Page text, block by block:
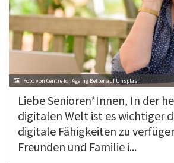
Foto von Centre for Ageing Better auf Unsplash
Liebe Senioren*Innen, In der
digitalen Welt ist es wichtiger
digitale Fähigkeiten zu
Freunden und Familie i...